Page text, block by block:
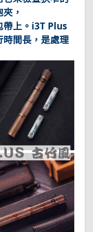
，
帶上。i3T Plus
間長，是處理